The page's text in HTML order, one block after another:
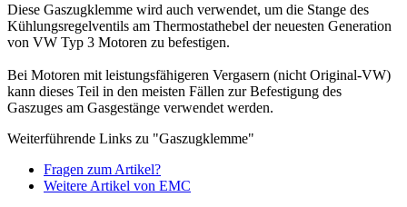
Diese Gaszugklemme wird auch verwendet, um die Stange des
Kühlungsregelventils am Thermostathebel der neuesten Generation
von VW Typ 3 Motoren zu befestigen.
Bei Motoren mit leistungsfähigeren Vergasern (nicht Original-VW)
kann dieses Teil in den meisten Fällen zur Befestigung des
Gaszuges am Gasgestänge verwendet werden.
Weiterführende Links zu "Gaszugklemme"
Fragen zum Artikel?
Weitere Artikel von EMC